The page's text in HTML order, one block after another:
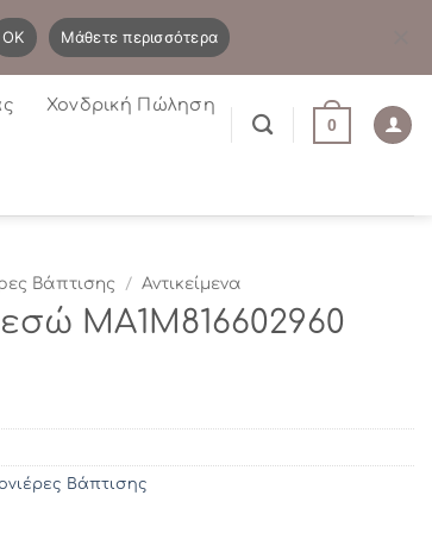
Η λίστα μου Newsletter
Χονδρική Πώληση
0
Βάπτισης / Αντικείμενα
ΜΑ1Μ816602960
Βάπτισης
OK Μάθετε περισσότερα